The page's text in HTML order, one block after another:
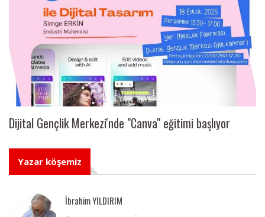
Dijital Gençlik Merkezi'nde "Canva" eğitimi başlıyor
Yazar köşemiz
İbrahim YILDIRIM